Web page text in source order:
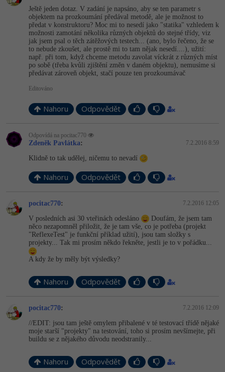
Ještě jeden dotaz. V zadání je napsáno, aby se ten parametr s
objektem na prozkoumání předával metodě, ale je možnost to
předat v konstruktoru? Moc mi to nesedí jako "statika" vzhledem k
možnosti zamotání několika různých objektů do stejné třídy, viz
jak jsem psal o těch zátěžových testech... (ano, bylo řečeno, že se
to nebude zkoušet, ale prostě mi to tam nějak nesedí....), užití:
např. při tom, když chceme metodu zavolat víckrát z různých míst
po sobě (třeba kvůli zjištění změn v daném objektu), nemusíme si
předávat zároveň objekt, stačí pouze ten prozkoumávač
Editováno
Nahoru Odpovědět
Odpovídá na pocitac770
Zdeněk Pavlátka: 7.2.2016 8:59
Klidně to tak udělej, ničemu to nevadí
Nahoru Odpovědět
pocitac770: 7.2.2016 12:05
V posledních asi 30 vteřinách odesláno
Doufám, že jsem tam
něco nezapomněl přiložit, že je tam vše, co je potřeba (projekt
"ReflexeTest" je funkční příklad užití), jsou tam složky s
projekty... Tak mi prosím někdo řekněte, jestli je to v pořádku...
A kdy že by měly být výsledky?
Nahoru Odpovědět
pocitac770: 7.2.2016 12:09
//EDIT: jsou tam ještě omylem přibalené v té testovací třídě nějaké
moje starší "projekty" na testování, toho si prosím nevšímejte, při
buildu se z nějakého důvodu neodstranily...
Nahoru Odpovědět